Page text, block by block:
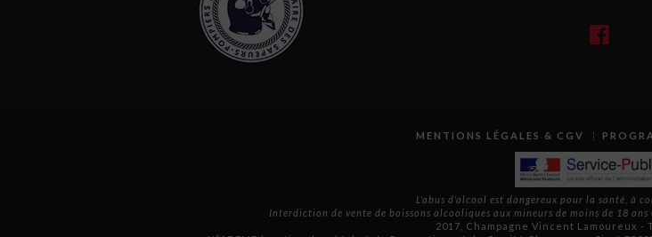
MENTIONS LÉGALES & CGV
L'abus d'alcool est dangereux pour la santé, à
Interdiction de vente de boissons alcooliques aux mineurs de moins de 18 ans
2017, Champagne Vincent Lamoureux